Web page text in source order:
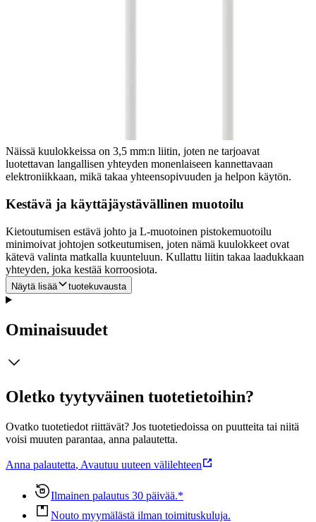
Näissä kuulokkeissa on 3,5 mm:n liitin, joten ne tarjoavat
luotettavan langallisen yhteyden monenlaiseen kannettavaan
elektroniikkaan, mikä takaa yhteensopivuuden ja helpon käytön.
Kestävä ja käyttäjäystävällinen muotoilu
Kietoutumisen estävä johto ja L-muotoinen pistokemuotoilu
minimoivat johtojen sotkeutumisen, joten nämä kuulokkeet ovat
kätevä valinta matkalla kuunteluun. Kullattu liitin takaa laadukkaan
yhteyden, joka kestää korroosiota.
Näytä lisää tuotekuvausta
Ominaisuudet
Oletko tyytyväinen tuotetietoihin?
Ovatko tuotetiedot riittävät? Jos tuotetiedoissa on puutteita tai niitä
voisi muuten parantaa, anna palautetta.
Anna palautetta, Avautuu uuteen välilehteen
Ilmainen palautus 30 päivää.*
Nouto myymälästä ilman toimituskuluja.